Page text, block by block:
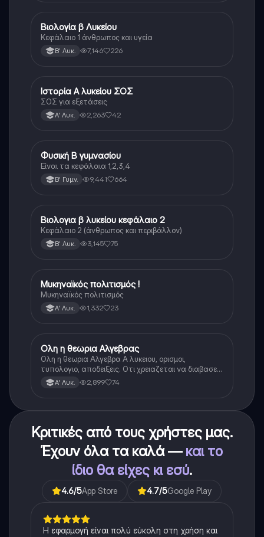
Βιολογία
Βιολογία β Λυκείου
Κεφάλαιο 1 άνθρωπος και υγεία
Β' Λυκ. 7,146 226
Ιστορία
Ιστορία Α λυκείου ΣΟΣ
ΣΟΣ για εξετάσεις
Α' Λυκ. 2,263 42
Φυσική
Φυσική Β γυμνασίου
Είναι τα κεφάλαια 1,2,3,4
Β' Γυμν. 9,441 664
Βιολογία
Βιολογια β λυκείου κεφάλαιο 2
Κεφάλαιο 2 (άνθρωπος και περιβάλλον)
Β' Λυκ. 3,145 75
Ιστορία
Μυκηναϊκός πολιτισμός !
Μυκηναϊκός πολιτισμός
Α' Λυκ. 1,332 23
Μαθηματικά
Ολη η θεωρια Αλγεβρας
Ολη η θεωρια Αλγεβρα Α λυκειου, ορισμοι,
τυπολογιο, αποδειξεις. Οτι χρειαζεται να διαβασεις
για το θεωρητικο κομματι της αλγεβρας.
Α' Λυκ. 2,899 74
Κριτικές από τους χρήστες μας.
Έχουν όλα τα καλά — και το
ίδιο θα είχες κι εσύ.
4.6/5App Store 4.7/5Google Play
Η εφαρμογή είναι πολύ εύκολη στη χρήση και